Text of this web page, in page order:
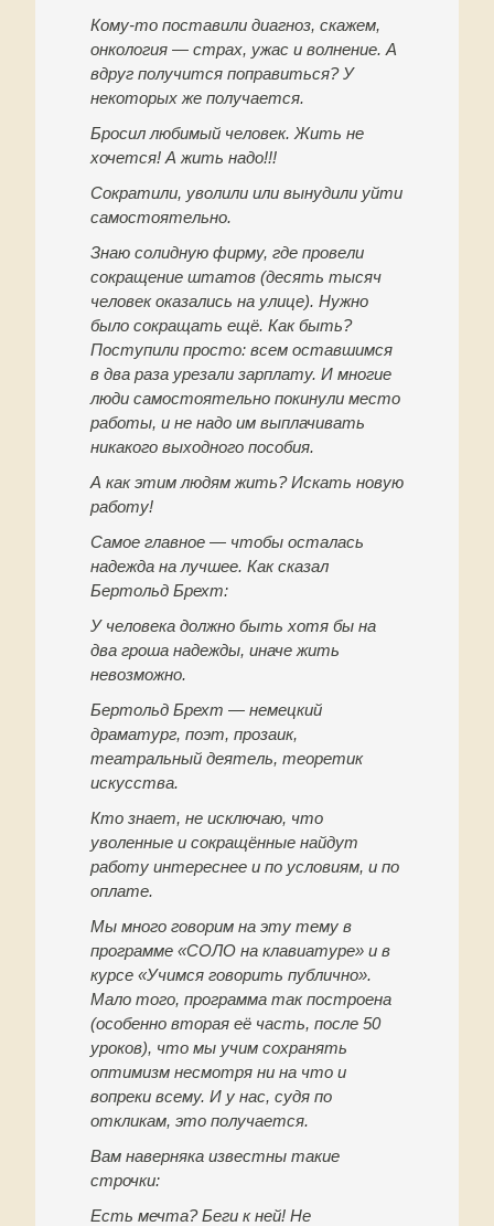
Кому-то поставили диагноз, скажем,
онкология — страх, ужас и волнение. А
вдруг получится поправиться? У
некоторых же получается.
Бросил любимый человек. Жить не
хочется! А жить надо!!!
Сократили, уволили или вынудили уйти
самостоятельно.
Знаю солидную фирму, где провели
сокращение штатов (десять тысяч
человек оказались на улице). Нужно
было сокращать ещё. Как быть?
Поступили просто: всем оставшимся
в два раза урезали зарплату. И многие
люди самостоятельно покинули место
работы, и не надо им выплачивать
никакого выходного пособия.
А как этим людям жить? Искать новую
работу!
Самое главное — чтобы осталась
надежда на лучшее. Как сказал
Бертольд Брехт:
У человека должно быть хотя бы на
два гроша надежды, иначе жить
невозможно.
Бертольд Брехт — немецкий
драматург, поэт, прозаик,
театральный деятель, теоретик
искусства.
Кто знает, не исключаю, что
уволенные и сокращённые найдут
работу интереснее и по условиям, и по
оплате.
Мы много говорим на эту тему в
программе «СОЛО на клавиатуре» и в
курсе «Учимся говорить публично».
Мало того, программа так построена
(особенно вторая её часть, после 50
уроков), что мы учим сохранять
оптимизм несмотря ни на что и
вопреки всему. И у нас, судя по
откликам, это получается.
Вам наверняка известны такие
строчки:
Есть мечта? Беги к ней! Не